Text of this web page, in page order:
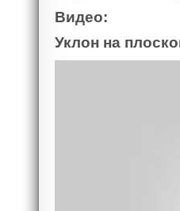
Видео:
Уклон на